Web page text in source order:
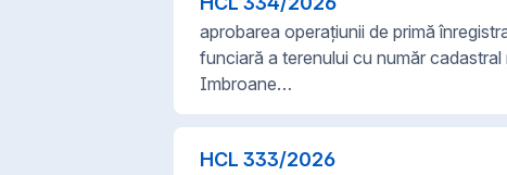
aprobarea operațiunii de primă
funciară a terenului cu număr
Imbroane…
HCL 333/2026